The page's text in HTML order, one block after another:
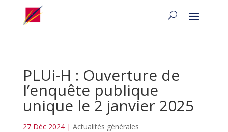
PLUi-H : Ouverture de
l’enquête publique
unique le 2 janvier 2025
27 Déc 2024| Actualités générales